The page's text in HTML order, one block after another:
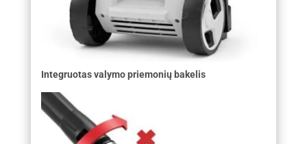
Integruotas valymo priemonių bakelis